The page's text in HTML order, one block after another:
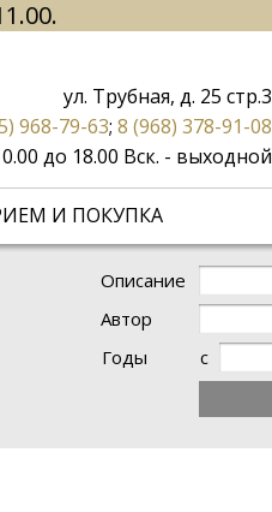
И ПОКУПКА
ул. Трубная, д. 25 стр.3
968-79-63; 8 (968) 378-91-08
до 18.00 Вск. - выходной
Описание
Автор
Годы
с